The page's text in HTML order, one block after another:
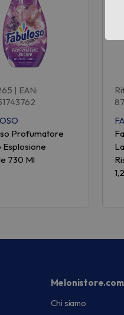
| EAN:
Profumatore
Esplosione
730 Ml
Melonistore.com
Chi siamo